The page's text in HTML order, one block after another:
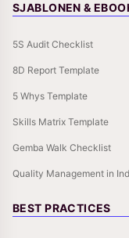
SJABLONEN &
5S Audit Checklist
8D Report Template
5 Whys Template
Skills Matrix Template
Gemba Walk Checklist
Quality Management in
BEST PRACTICES